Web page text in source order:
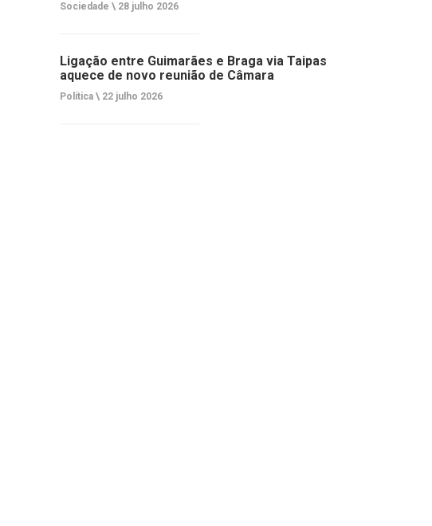
Sociedade \ 28 julho 2026
Ligação entre Guimarães e Braga via Taipas
aquece de novo reunião de Câmara
Política \ 22 julho 2026